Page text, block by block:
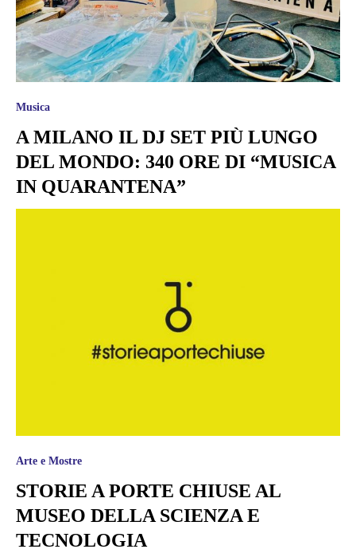
Musica
A MILANO IL DJ SET PIÙ LUNGO
DEL MONDO: 340 ORE DI “MUSICA
IN QUARANTENA”
Arte e Mostre
STORIE A PORTE CHIUSE AL
MUSEO DELLA SCIENZA E
TECNOLOGIA